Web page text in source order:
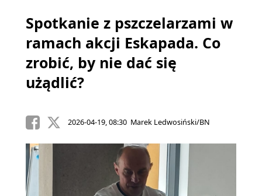
Spotkanie z pszczelarzami w
ramach akcji Eskapada. Co
zrobić, by nie dać się
użądlić?
2026-04-19, 08:30 Marek Ledwosiński/BN